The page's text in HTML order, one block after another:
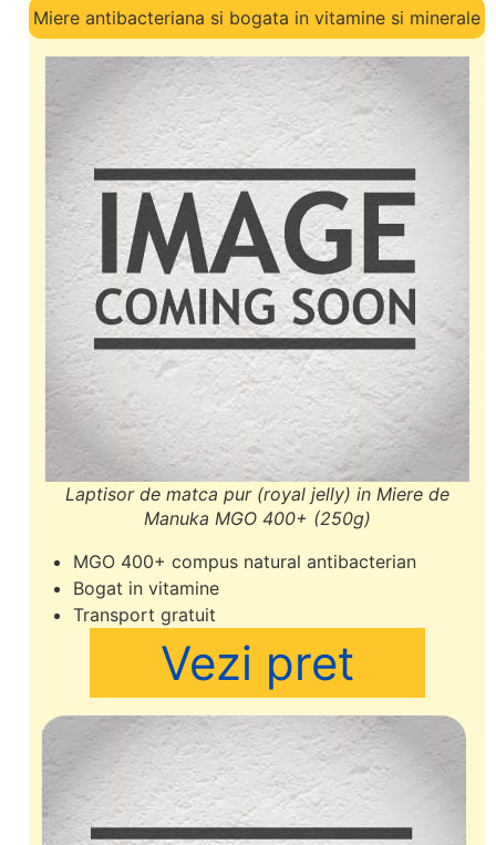
Miere antibacteriana si bogata in vitamine si minerale
Laptisor de matca pur (royal jelly) in Miere de
Manuka MGO 400+ (250g)
MGO 400+ compus natural antibacterian
Bogat in vitamine
Transport gratuit
Vezi pret